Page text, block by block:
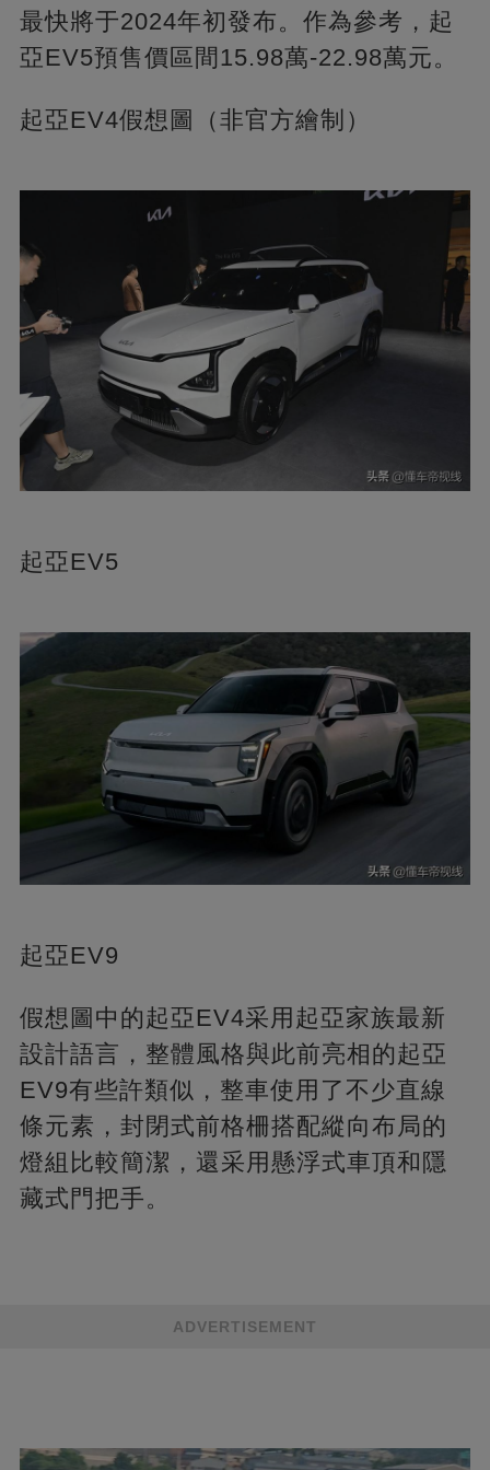
最快將于2024年初發布。作為參考，起
亞EV5預售價區間15.98萬-22.98萬元。
起亞EV4假想圖（非官方繪制）
起亞EV5
起亞EV9
假想圖中的起亞EV4采用起亞家族最新
設計語言，整體風格與此前亮相的起亞
EV9有些許類似，整車使用了不少直線
條元素，封閉式前格柵搭配縱向布局的
燈組比較簡潔，還采用懸浮式車頂和隱
藏式門把手。
ADVERTISEMENT